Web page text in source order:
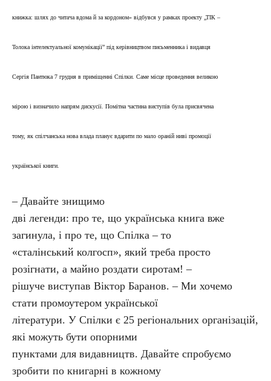
книжка: шлях до читача вдома й за кордоном» відбувся у рамках проекту „ТІК –
Толока інтелектуальної комунікації” під керівництвом письменника і видавця
Сергія Пантюка 7 грудня в приміщенні Спілки. Саме місце проведення великою
мірою і визначило напрям дискусії. Помітна частина виступів була присвячена
тому, як спілчанська нова влада планує вдарити по мало ораній ниві промоції
української книги.
– Давайте знищимо
дві легенди: про те, що українська книга вже
загинула, і про те, що Спілка – то
«сталінський колгосп», який треба просто
розігнати, а майно роздати сиротам! –
рішуче виступав Віктор Баранов. – Ми хочемо
стати промоутером української
літератури. У Спілки є 25 регіональних організацій,
які можуть бути опорними
пунктами для видавництв. Давайте спробуємо
зробити по книгарні в кожному